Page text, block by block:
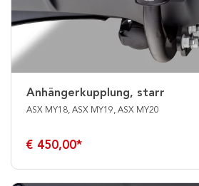
Anhängerkupplung, starr
ASX MY18, ASX MY19, ASX MY20
€ 450,00*